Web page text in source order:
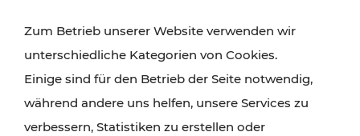
Wanderungen, Kultur und Gastronomie,
Radtouren oder purer Naturgenuss – viele
Attraktionen sind mit den Ticket- und Fahrplan-
Angeboten des VOR gut und schnell erreichbar.
Zum Betrieb unserer Website verwenden wir
unterschiedliche Kategorien von Cookies.
Einige sind für den Betrieb der Seite notwendig,
während andere uns helfen, unsere Services zu
verbessern, Statistiken zu erstellen oder